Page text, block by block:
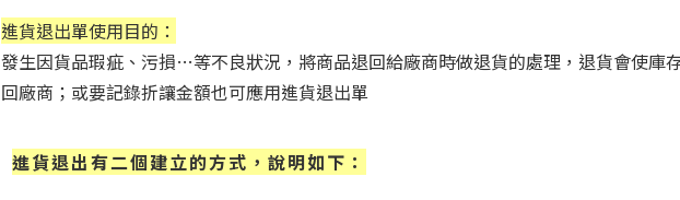
進貨退出單使用目的：
發生因貨品瑕疵、污損…等不良狀況，將商品退回給廠商時做退貨的處理，退貨會使庫
回廠商； 或要記錄折讓金額也可應用進貨退出單
進貨退出有二個建立的方式，說明如下：